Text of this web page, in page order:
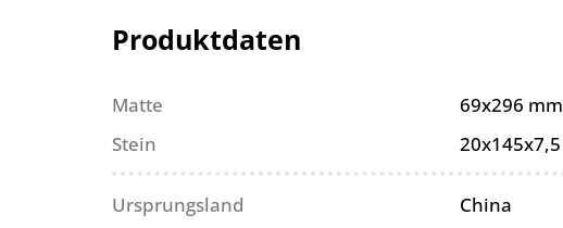
Produktdaten
Matte
69x296 mm
Stein
Ursprungsland
China